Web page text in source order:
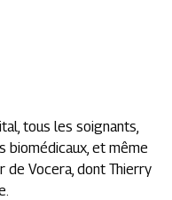
tous les soignants,
biomédicaux, et même
Vocera, dont Thierry